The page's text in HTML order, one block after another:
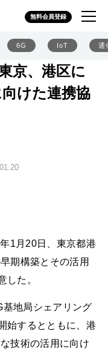
無料会員登録
6G IoT 通
京、港区に
けた連携協
1月20日、東京都港
期構築とその活用
した。
地局シェアリング
始するとともに、港
技術の活用に向け